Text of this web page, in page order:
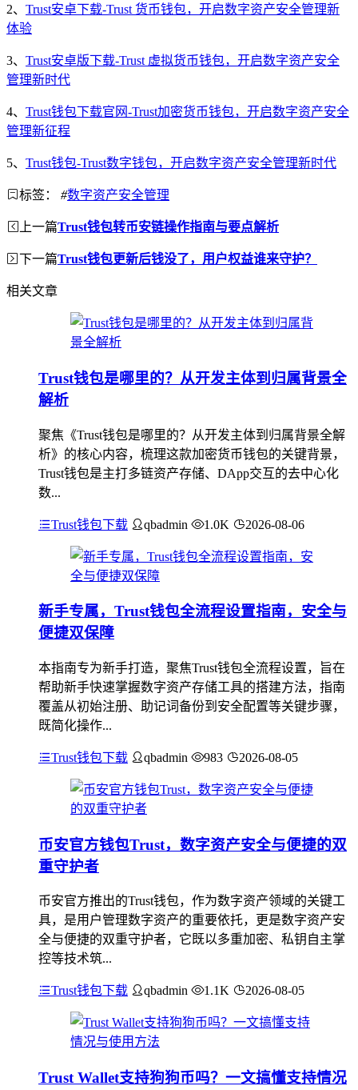
2、 Trust安卓下载-Trust 货币钱包，开启数字资产安全管理新
体验
3、 Trust安卓版下载-Trust 虚拟货币钱包，开启数字资产安全
管理新时代
4、 Trust钱包下载官网-Trust加密货币钱包，开启数字资产安全
管理新征程
5、 Trust钱包-Trust数字钱包，开启数字资产安全管理新时代
标签： #数字资产安全管理
上一篇Trust钱包转币安链操作指南与要点解析
下一篇Trust钱包更新后钱没了，用户权益谁来守护？
相关文章
Trust钱包是哪里的？从开发主体到归属背景全
解析
聚焦《Trust钱包是哪里的？从开发主体到归属背景全解
析》的核心内容，梳理这款加密货币钱包的关键背景，
Trust钱包是主打多链资产存储、DApp交互的去中心化
数...
Trust钱包下载 qbadmin 1.0K 2026-08-06
新手专属，Trust钱包全流程设置指南，安全与
便捷双保障
本指南专为新手打造，聚焦Trust钱包全流程设置，旨在
帮助新手快速掌握数字资产存储工具的搭建方法，指南
覆盖从初始注册、助记词备份到安全配置等关键步骤，
既简化操作...
Trust钱包下载 qbadmin 983 2026-08-05
币安官方钱包Trust，数字资产安全与便捷的双
重守护者
币安官方推出的Trust钱包，作为数字资产领域的关键工
具，是用户管理数字资产的重要依托，更是数字资产安
全与便捷的双重守护者，它既以多重加密、私钥自主掌
控等技术筑...
Trust钱包下载 qbadmin 1.1K 2026-08-05
Trust Wallet支持狗狗币吗？一文搞懂支持情况